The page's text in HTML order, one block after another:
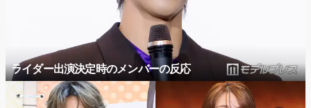
ライダー出演決定時のメンバーの反応